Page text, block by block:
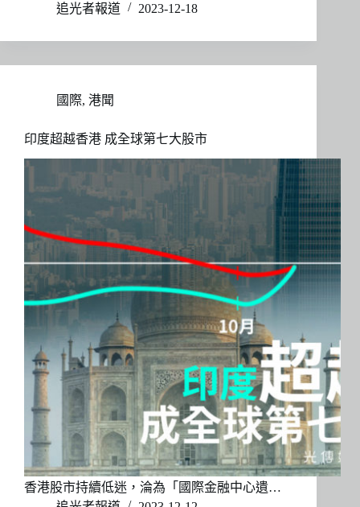
追光者報道
2023-12-18
國際, 港聞
印度超越香港 成全球第七大股市
香港股市持續低迷，淪為「國際金融中心遺…